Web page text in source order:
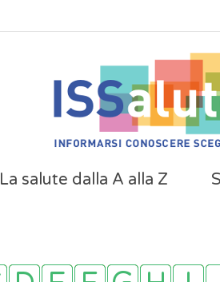
La salute dalla A alla Z